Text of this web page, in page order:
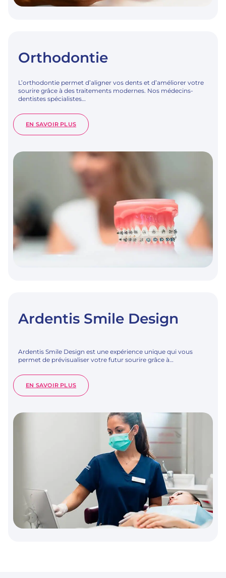
Orthodontie
L’orthodontie permet d’aligner vos dents et d’améliorer votre
sourire grâce à des traitements modernes. Nos médecins-
dentistes spécialistes…
EN SAVOIR PLUS:
ORTHODONTIE
Ardentis Smile Design
Ardentis Smile Design est une expérience unique qui vous
permet de prévisualiser votre futur sourire grâce à…
EN SAVOIR PLUS:
ARDENTIS